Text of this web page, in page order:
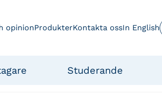
opinionProdukterKontakta ossIn English
Studerande